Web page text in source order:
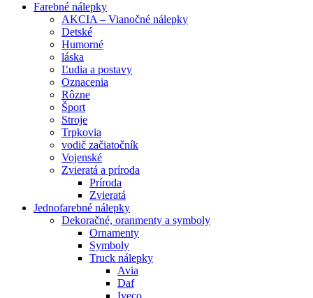
Farebné nálepky
AKCIA – Vianočné nálepky
Detské
Humorné
láska
Ľudia a postavy
Oznacenia
Rôzne
Šport
Stroje
Trpkovia
vodič začiatočník
Vojenské
Zvieratá a príroda
Príroda
Zvieratá
Jednofarebné nálepky
Dekoračné, oranmenty a symboly
Ornamenty
Symboly
Truck nálepky
Avia
Daf
Iveco